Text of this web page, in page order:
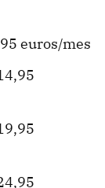
euros/mes